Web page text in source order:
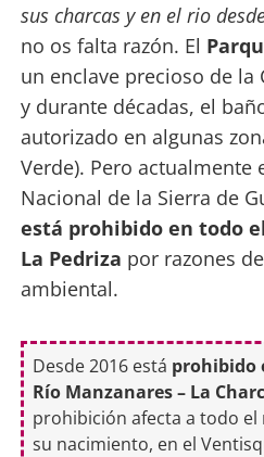
sus charcas y en el rio
no os falta razón. El
un enclave precioso de
y durante décadas, el
autorizado en algunas
Verde). Pero actualmente
Nacional de la Sierra de
está prohibido en todo
La Pedriza por razones
ambiental.
Desde 2016 está prohibido
Río Manzanares – La
prohibición afecta a todo el
su nacimiento, en el